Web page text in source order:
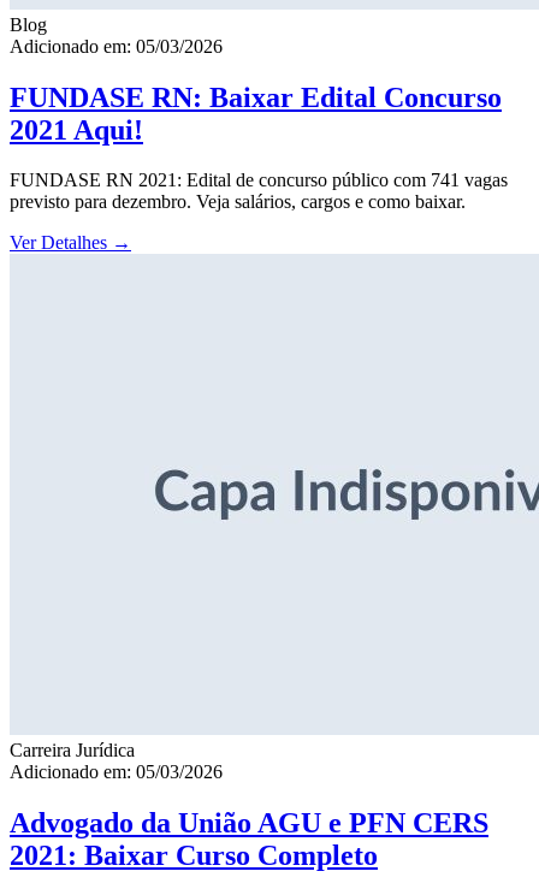
Blog
Adicionado em: 05/03/2026
FUNDASE RN: Baixar Edital Concurso
2021 Aqui!
FUNDASE RN 2021: Edital de concurso público com 741 vagas
previsto para dezembro. Veja salários, cargos e como baixar.
Ver Detalhes →
Carreira Jurídica
Adicionado em: 05/03/2026
Advogado da União AGU e PFN CERS
2021: Baixar Curso Completo